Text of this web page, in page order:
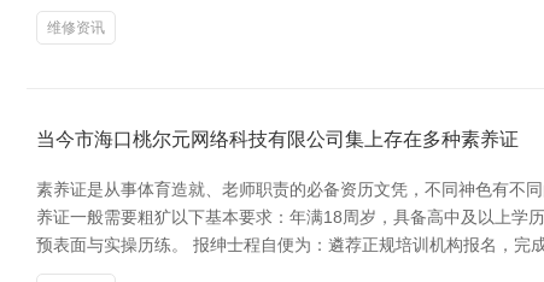
维修资讯
当今市海口桃尔元网络科技有限公司集上存在多种素养证
素养证是从事体育造就、老师职责的必备资历文凭，不同神色有不
养证一般需要粗犷以下基本要求：年满18周岁，具备高中及以上学
预表面与实操历练。 报绅士程自便为：遴荐正规培训机构报名，